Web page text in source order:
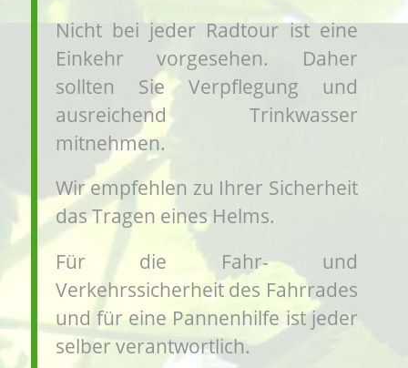
Nicht bei jeder Radtour ist eine
Einkehr vorgesehen. Daher
sollten Sie Verpflegung und
ausreichend Trinkwasser
mitnehmen.
Wir empfehlen zu Ihrer Sicherheit
das Tragen eines Helms.
Für die Fahr- und
Verkehrssicherheit des Fahrrades
und für eine Pannenhilfe ist jeder
selber verantwortlich.